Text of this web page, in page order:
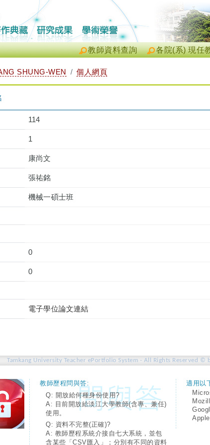
各院(系) 現任
教師資料查詢
SHUNG-WEN 個人網頁
114
1
康尚文
張祐銘
機械一碩士班
0
0
電子學位論文連結
Tamkang University Teacher ePortfolio System - All Rights Reserved ©
教師歷程問與答:
Q: 開放給何種身份使用?
A: 目前開放給淡江大學教師(含專、兼任)
使用。
Q: 資料不完整(正確)?
A: 教師歷程系統介接自七大系統，並包
含某些「CSV匯入」；分別有不同的資料
適用以